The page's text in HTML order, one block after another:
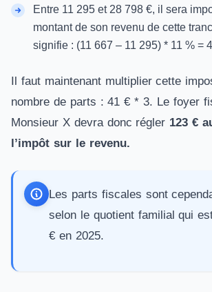
Entre 11 295 et 28 798 €, il sera
montant de son revenu de cette
signifie : (11 667 – 11 295) * 11 % =
Il faut maintenant multiplier cette
nombre de parts : 41 € * 3. Le foyer
Monsieur X devra donc régler 123 €
l’impôt sur le revenu.
Les parts fiscales sont
selon le quotient familial qui
€ en 2025.